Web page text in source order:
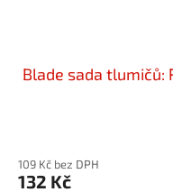
Blade sada tlumičů:
109 Kč bez DPH
132 Kč